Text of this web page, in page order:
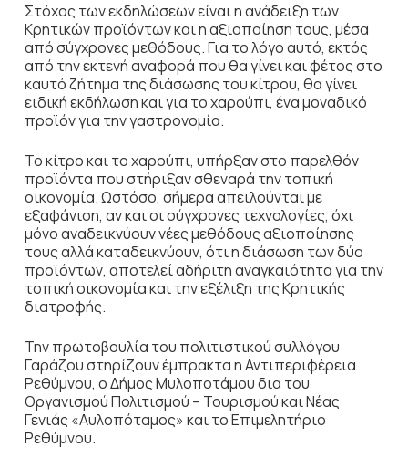
Στόχος των εκδηλώσεων είναι η ανάδειξη των
Κρητικών προϊόντων και η αξιοποίηση τους, μέσα
από σύγχρονες μεθόδους. Για το λόγο αυτό, εκτός
από την εκτενή αναφορά που θα γίνει και φέτος στο
καυτό ζήτημα της διάσωσης του κίτρου, θα γίνει
ειδική εκδήλωση και για το χαρούπι, ένα μοναδικό
προϊόν για την γαστρονομία.
Το κίτρο και το χαρούπι, υπήρξαν στο παρελθόν
προϊόντα που στήριξαν σθεναρά την τοπική
οικονομία. Ωστόσο, σήμερα απειλούνται με
εξαφάνιση, αν και οι σύγχρονες τεχνολογίες, όχι
μόνο αναδεικνύουν νέες μεθόδους αξιοποίησης
τους αλλά καταδεικνύουν, ότι η διάσωση των δύο
προϊόντων, αποτελεί αδήριτη αναγκαιότητα για την
τοπική οικονομία και την εξέλιξη της Κρητικής
διατροφής.
Την πρωτοβουλία του πολιτιστικού συλλόγου
Γαράζου στηρίζουν έμπρακτα η Αντιπεριφέρεια
Ρεθύμνου, ο Δήμος Μυλοποτάμου δια του
Οργανισμού Πολιτισμού – Τουρισμού και Νέας
Γενιάς «Αυλοπόταμος» και το Επιμελητήριο
Ρεθύμνου.